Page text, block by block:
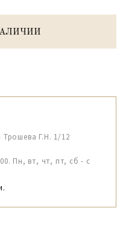
Трошева Г.Н. 1/12
Пн, вт, чт, пт, сб - с